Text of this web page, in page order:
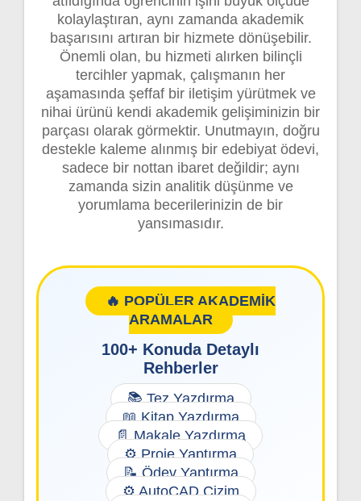
kolaylaştıran, aynı zamanda akademik
başarısını artıran bir hizmete dönüşebilir.
Önemli olan, bu hizmeti alırken bilinçli
tercihler yapmak, çalışmanın her
aşamasında şeffaf bir iletişim yürütmek ve
nihai ürünü kendi akademik gelişiminizin bir
parçası olarak görmektir. Unutmayın, doğru
destekle kaleme alınmış bir edebiyat ödevi,
sadece bir nottan ibaret değildir; aynı
zamanda sizin analitik düşünme ve
yorumlama becerilerinizin de bir
yansımasıdır.
🔥 POPÜLER AKADEMİK
ARAMALAR
100+ Konuda Detaylı
Rehberler
📚 Tez Yazdırma
📖 Kitap Yazdırma
📄 Makale Yazdırma
⚙️ Proje Yaptırma
📝 Ödev Yaptırma
⚙️ AutoCAD Çizim